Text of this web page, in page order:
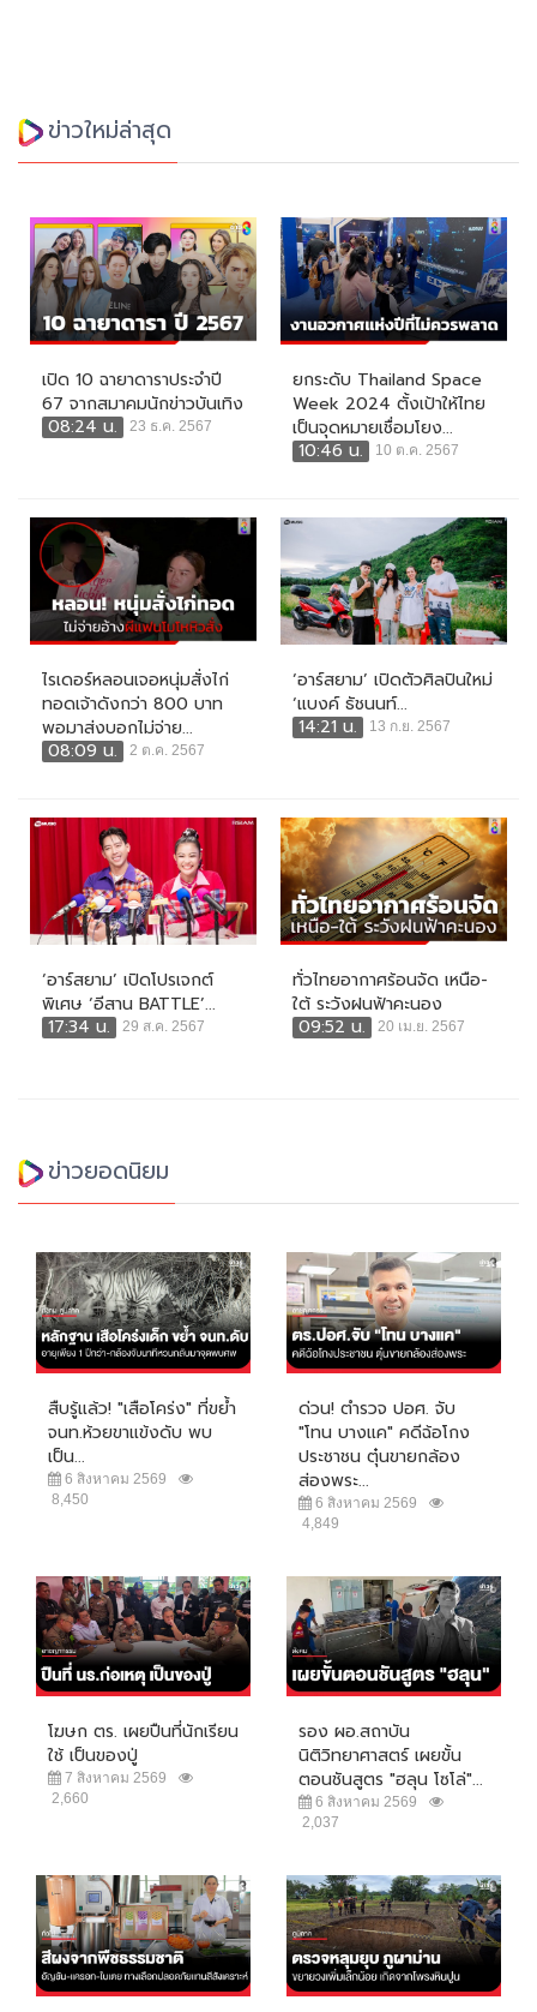
ข่าวใหม่ล่าสุด
เปิด 10 ฉายาดาราประจำปี
67 จากสมาคมนักข่าวบันเทิง
08:24 น.
23 ธ.ค. 2567
ยกระดับ Thailand Space
Week 2024 ตั้งเป้าให้ไทย
เป็นจุดหมายเชื่อมโยง...
10:46 น.
10 ต.ค. 2567
ไรเดอร์หลอนเจอหนุ่มสั่งไก่
ทอดเจ้าดังกว่า 800 บาท
พอมาส่งบอกไม่จ่าย...
08:09 น.
2 ต.ค. 2567
‘อาร์สยาม’ เปิดตัวศิลปินใหม่
‘แบงค์ ธัชนนท์...
14:21 น.
13 ก.ย. 2567
‘อาร์สยาม’ เปิดโปรเจกต์
พิเศษ ‘อีสาน BATTLE’...
17:34 น.
29 ส.ค. 2567
ทั่วไทยอากาศร้อนจัด เหนือ-
ใต้ ระวังฝนฟ้าคะนอง
09:52 น.
20 เม.ย. 2567
ข่าวยอดนิยม
สืบรู้แล้ว! "เสือโคร่ง" ที่ขย้ำ
จนท.ห้วยขาแข้งดับ พบ
เป็น...
6 สิงหาคม 2569
8,450
ด่วน! ตำรวจ ปอศ. จับ
"โทน บางแค" คดีฉ้อโกง
ประชาชน ตุ๋นขายกล้อง
ส่องพระ...
6 สิงหาคม 2569
4,849
โฆษก ตร. เผยปืนที่นักเรียน
ใช้ เป็นของปู่
7 สิงหาคม 2569
2,660
รอง ผอ.สถาบัน
นิติวิทยาศาสตร์ เผยขั้น
ตอนชันสูตร "ฮลุน โซโล่"...
6 สิงหาคม 2569
2,037